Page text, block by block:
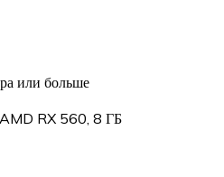
или больше
RX 560, 8 ГБ